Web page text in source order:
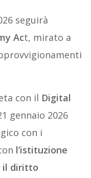
seguirà
Act, mirato a
con il Digital
gennaio 2026
con i
l’istituzione
il diritto